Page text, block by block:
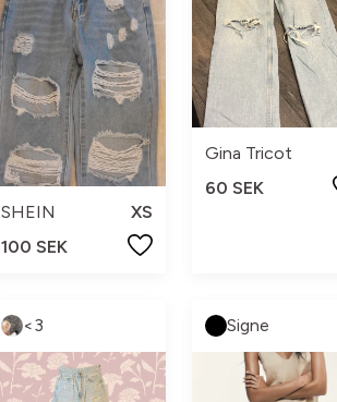
SHEIN
XS
100 SEK
Gina Tricot
60 SEK
<3 Signe